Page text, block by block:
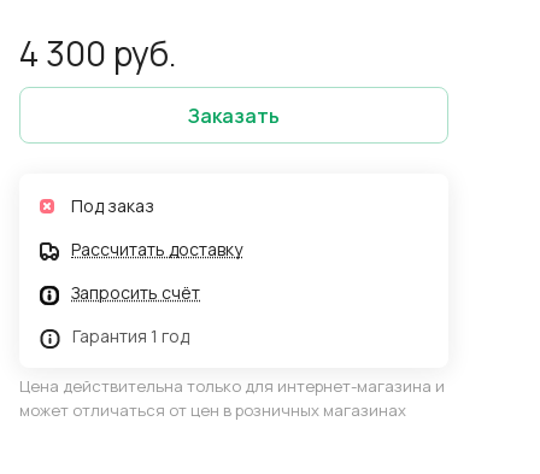
4 300 руб.
Заказать
Под заказ
Рассчитать доставку
Запросить счёт
Гарантия 1 год
Цена действительна только для интернет-магазина и
может отличаться от цен в розничных магазинах